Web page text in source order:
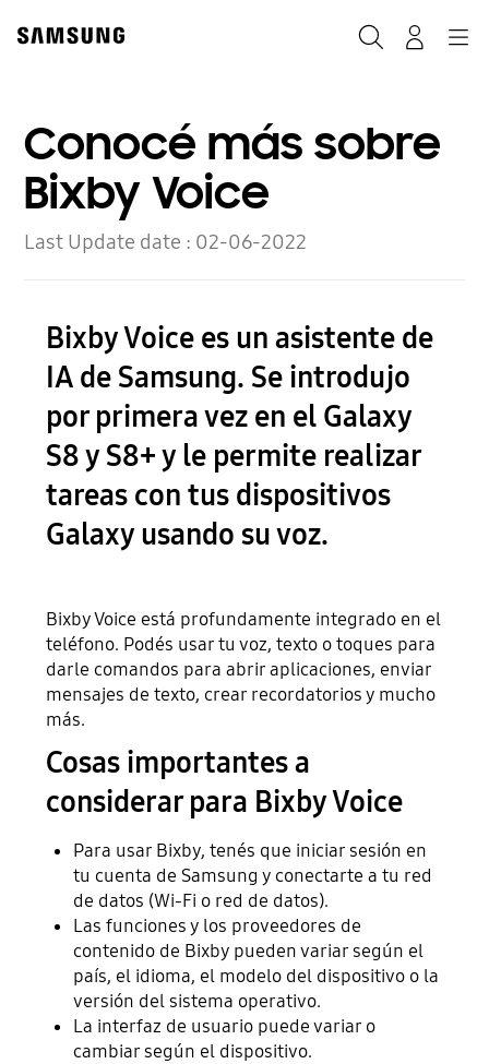
content
Conocé más sobre
Bixby Voice
Last Update date : 02-06-2022
Bixby Voice es un asistente de
IA de Samsung. Se introdujo
por primera vez en el Galaxy
S8 y S8+ y le permite realizar
tareas con tus dispositivos
Galaxy usando su voz.
Bixby Voice está profundamente integrado en el
teléfono. Podés usar tu voz, texto o toques para
darle comandos para abrir aplicaciones, enviar
mensajes de texto, crear recordatorios y mucho
más.
Cosas importantes a
considerar para Bixby Voice
Para usar Bixby, tenés que iniciar sesión en
tu cuenta de Samsung y conectarte a tu red
de datos (Wi-Fi o red de datos).
Las funciones y los proveedores de
contenido de Bixby pueden variar según el
país, el idioma, el modelo del dispositivo o la
versión del sistema operativo.
La interfaz de usuario puede variar o
cambiar según el dispositivo.